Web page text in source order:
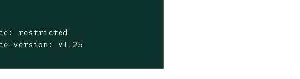
restricted
version: v1.25